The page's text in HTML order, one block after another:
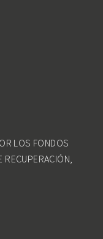
LOS FONDOS
RECUPERACIÓN,